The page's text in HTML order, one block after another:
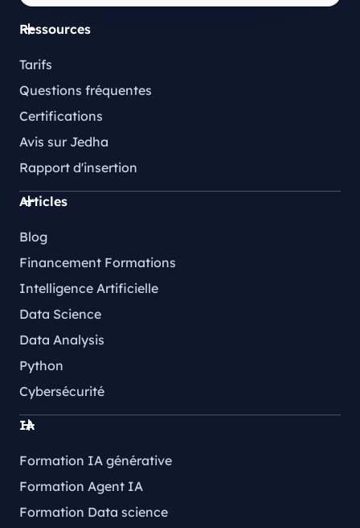
Ressources
Tarifs
Questions fréquentes
Certifications
Avis sur Jedha
Rapport d'insertion
Articles
Blog
Financement Formations
Intelligence Artificielle
Data Science
Data Analysis
Python
Cybersécurité
IA
Formation IA générative
Formation Agent IA
Formation Data science